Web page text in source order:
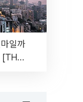
일까
[THE